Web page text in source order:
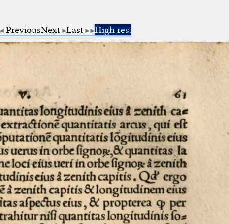
PreviousNext Last
High res.